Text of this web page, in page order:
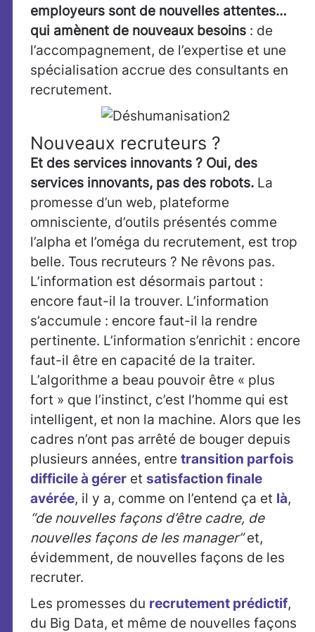
employeurs sont de nouvelles attentes…
qui amènent de nouveaux besoins : de
l’accompagnement, de l’expertise et une
spécialisation accrue des consultants en
recrutement.
Nouveaux recruteurs ?
Et des services innovants ? Oui, des
services innovants, pas des robots. La
promesse d’un web, plateforme
omnisciente, d’outils présentés comme
l’alpha et l’oméga du recrutement, est trop
belle. Tous recruteurs ? Ne rêvons pas.
L’information est désormais partout :
encore faut-il la trouver. L’information
s’accumule : encore faut-il la rendre
pertinente. L’information s’enrichit : encore
faut-il être en capacité de la traiter.
L’algorithme a beau pouvoir être « plus
fort » que l’instinct, c’est l’homme qui est
intelligent, et non la machine. Alors que les
cadres n’ont pas arrêté de bouger depuis
plusieurs années, entre transition parfois
difficile à gérer et satisfaction finale
avérée, il y a, comme on l’entend ça et là,
“de nouvelles façons d’être cadre, de
nouvelles façons de les manager”et,
évidemment, de nouvelles façons de les
recruter.
Les promesses du recrutement prédictif,
du Big Data, et même de nouvelles façons